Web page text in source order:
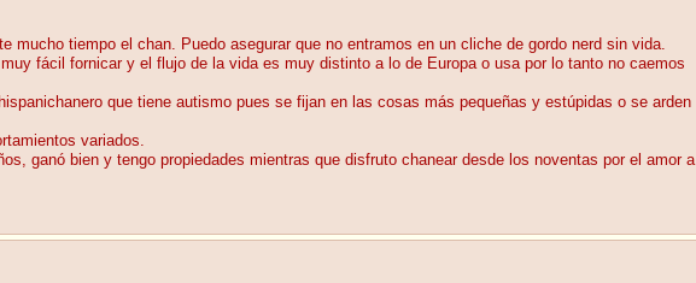
mucho tiempo el chan. Puedo asegurar que no entramos en un cliche de gordo nerd sin vida.
fácil fornicar y el flujo de la vida es muy distinto a lo de Europa o usa por lo tanto no caemos
que tiene autismo pues se fijan en las cosas más pequeñas y estúpidas o se arden
variados.
ganó bien y tengo propiedades mientras que disfruto chanear desde los noventas por el amor a